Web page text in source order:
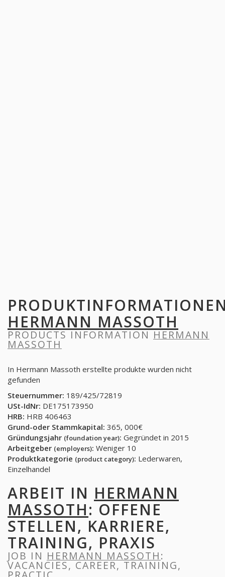
HERMANN MASSOTH
PRODUCTS INFORMATION HERMANN
MASSOTH
In Hermann Massoth erstellte produkte wurden nicht
gefunden
Steuernummer: 189/425/72819
USt-IdNr: DE175173950
HRB: HRB 406463
Grund-oder Stammkapital: 365, 000€
Gründungsjahr (foundation year): Gegründet in 2015
Arbeitgeber (employers): Weniger 10
Produktkategorie (product category): Lederwaren,
Einzelhandel
ARBEIT IN HERMANN
MASSOTH: OFFENE
STELLEN, KARRIERE,
TRAINING, PRAXIS
JOB IN HERMANN MASSOTH:
VACANCIES, CAREER, TRAINING,